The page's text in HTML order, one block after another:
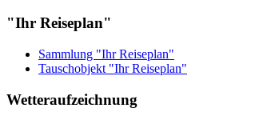
"Ihr Reiseplan"
Sammlung "Ihr Reiseplan"
Tauschobjekt "Ihr Reiseplan"
Wetteraufzeichnung